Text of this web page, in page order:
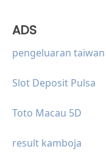
ADS
pengeluaran taiwan
Slot Deposit Pulsa
Toto Macau 5D
result kamboja